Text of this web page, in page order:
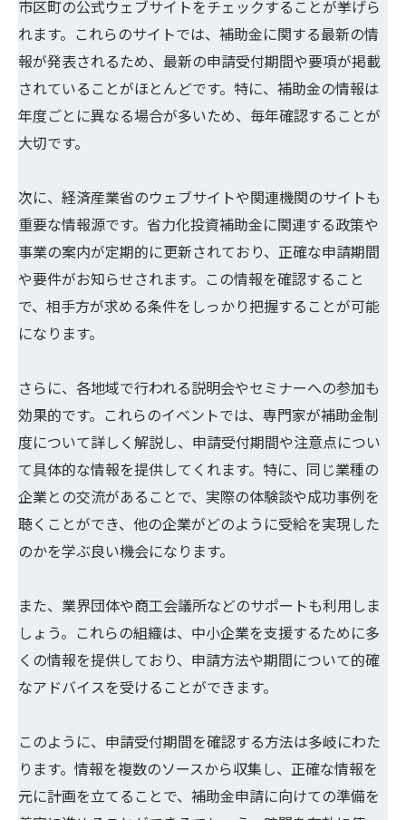
市区町の公式ウェブサイトをチェックすることが挙げら
れます。これらのサイトでは、補助金に関する最新の情
報が発表されるため、最新の申請受付期間や要項が掲載
されていることがほとんどです。特に、補助金の情報は
年度ごとに異なる場合が多いため、毎年確認することが
大切です。
次に、経済産業省のウェブサイトや関連機関のサイトも
重要な情報源です。省力化投資補助金に関連する政策や
事業の案内が定期的に更新されており、正確な申請期間
や要件がお知らせされます。この情報を確認すること
で、相手方が求める条件をしっかり把握することが可能
になります。
さらに、各地域で行われる説明会やセミナーへの参加も
効果的です。これらのイベントでは、専門家が補助金制
度について詳しく解説し、申請受付期間や注意点につい
て具体的な情報を提供してくれます。特に、同じ業種の
企業との交流があることで、実際の体験談や成功事例を
聴くことができ、他の企業がどのように受給を実現した
のかを学ぶ良い機会になります。
また、業界団体や商工会議所などのサポートも利用しま
しょう。これらの組織は、中小企業を支援するために多
くの情報を提供しており、申請方法や期間について的確
なアドバイスを受けることができます。
このように、申請受付期間を確認する方法は多岐にわた
ります。情報を複数のソースから収集し、正確な情報を
元に計画を立てることで、補助金申請に向けての準備を